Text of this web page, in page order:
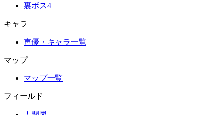
裏ボス4
キャラ
声優・キャラ一覧
マップ
マップ一覧
フィールド